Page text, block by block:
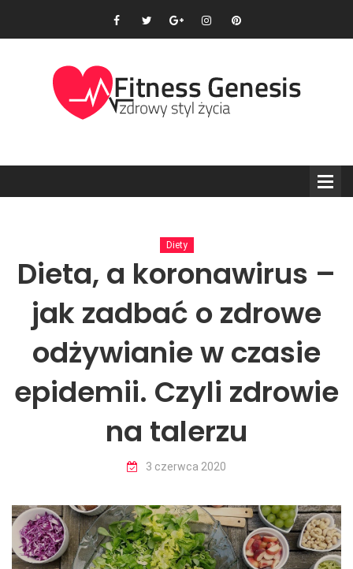
Diety
Dieta, a koronawirus –
jak zadbać o zdrowe
odżywianie w czasie
epidemii. Czyli zdrowie
na talerzu
3 czerwca 2020